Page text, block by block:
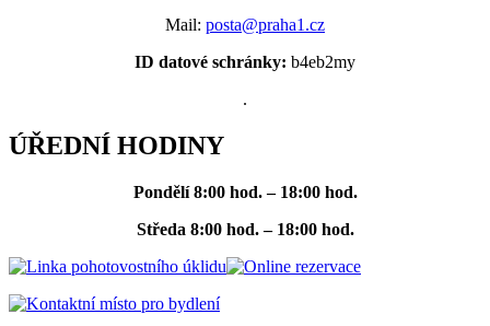
Mail: posta@praha1.cz
ID datové schránky: b4eb2my
.
ÚŘEDNÍ HODINY
Pondělí 8:00 hod. – 18:00 hod.
Středa 8:00 hod. – 18:00 hod.